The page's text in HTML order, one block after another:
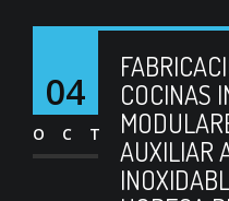
04
OCT
COCINAS
AUXILIAR